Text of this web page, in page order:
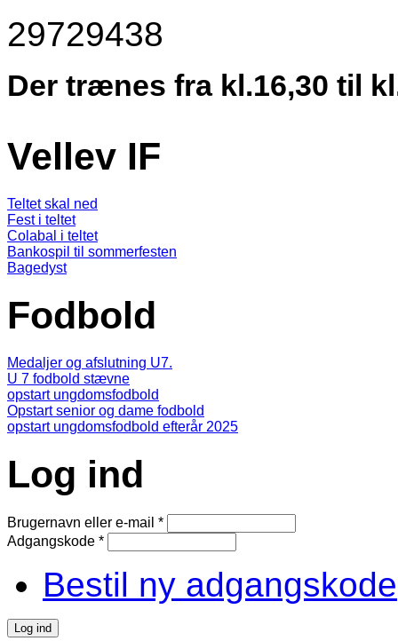
29729438
Der trænes fra kl.16,30 til
Vellev IF
Teltet skal ned
Fest i teltet
Colabal i teltet
Bankospil til sommerfesten
Bagedyst
Fodbold
Medaljer og afslutning U7.
U 7 fodbold stævne
opstart ungdomsfodbold
Opstart senior og dame fodbold
opstart ungdomsfodbold efterår 2025
Log ind
Brugernavn eller e-mail *
Adgangskode *
Bestil ny adgangskode